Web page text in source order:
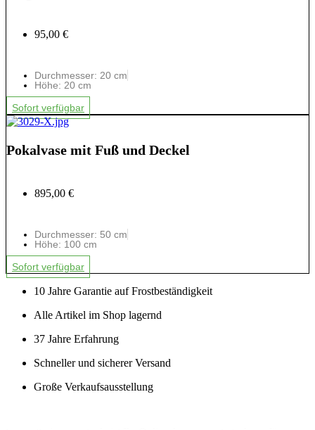
95,00 €
Durchmesser: 20 cm
Höhe: 20 cm
Sofort verfügbar
Pokalvase mit Fuß und Deckel
895,00 €
Durchmesser: 50 cm
Höhe: 100 cm
Sofort verfügbar
10 Jahre Garantie auf Frostbeständigkeit
Alle Artikel im Shop lagernd
37 Jahre Erfahrung
Schneller und sicherer Versand
Große Verkaufsausstellung